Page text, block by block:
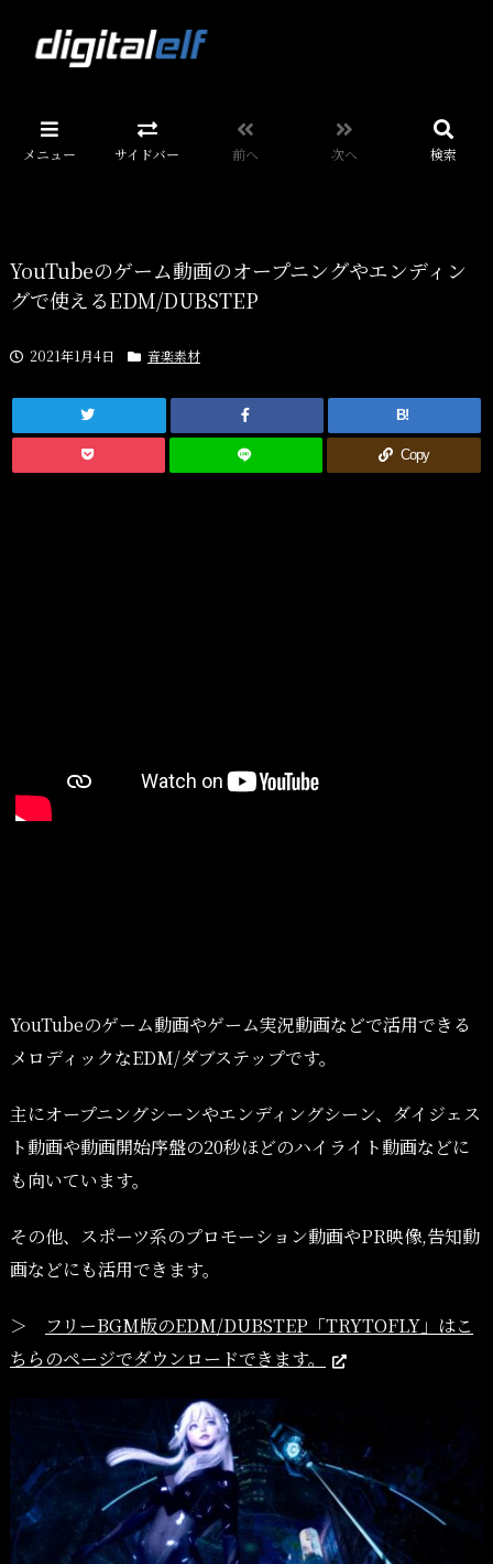
メニュー サイドバー 前へ 次へ 検索
YouTubeのゲーム動画のオープニングやエンディン
グで使えるEDM/DUBSTEP
2021年1月4日 音楽素材
B!
Copy
YouTubeのゲーム動画やゲーム実況動画などで活用できる
メロディックなEDM/ダブステップです。
主にオープニングシーンやエンディングシーン、ダイジェス
ト動画や動画開始序盤の20秒ほどのハイライト動画などに
も向いています。
その他、スポーツ系のプロモーション動画やPR映像,告知動
画などにも活用できます。
＞
フリーBGM版のEDM/DUBSTEP「TRYTOFLY」はこ
ちらのページでダウンロードできます。